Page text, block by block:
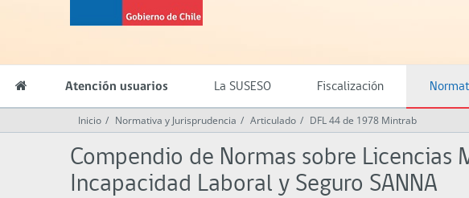
Gobierno
de
Atención usuarios La SUSESO Fiscalización
Inicio Normativa y Jurisprudencia Articulado DFL 44 de 1978 Mintrab
Compendio de Normas sobre Licencias
Incapacidad Laboral y Seguro SANNA